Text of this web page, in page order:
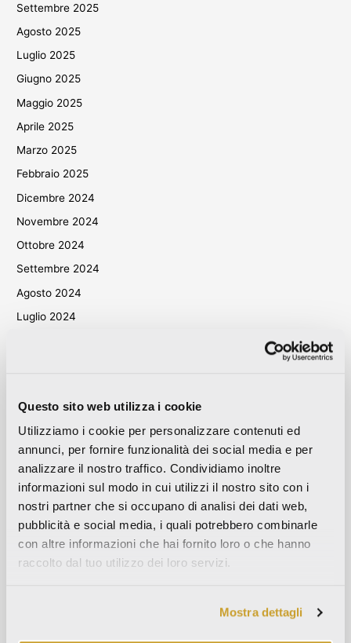
Questo sito web utilizza i cookie
Utilizziamo i cookie per personalizzare contenuti ed
annunci, per fornire funzionalità dei social media e per
analizzare il nostro traffico. Condividiamo inoltre
informazioni sul modo in cui utilizzi il nostro sito con i
nostri partner che si occupano di analisi dei dati web,
pubblicità e social media, i quali potrebbero combinarle
con altre informazioni che hai fornito loro o che hanno
raccolto dal tuo utilizzo dei loro servizi.
Mostra dettagli
Settembre 2025
Agosto 2025
Luglio 2025
Giugno 2025
Maggio 2025
Aprile 2025
Marzo 2025
Febbraio 2025
Dicembre 2024
Novembre 2024
Ottobre 2024
Settembre 2024
Agosto 2024
Luglio 2024
Marzo 2024
Ottobre 2023
Settembre 2023
Maggio 2023
Aprile 2023
Settembre 2022